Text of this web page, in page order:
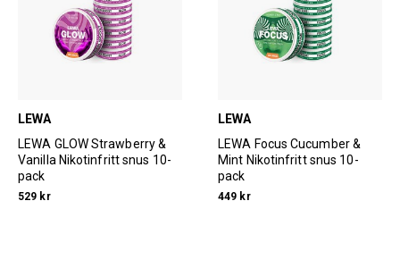
LEWA
LEWA GLOW Strawberry &
Vanilla Nikotinfritt snus 10-
pack
529 kr
LEWA
LEWA Focus Cucumber &
Mint Nikotinfritt snus 10-
pack
449 kr